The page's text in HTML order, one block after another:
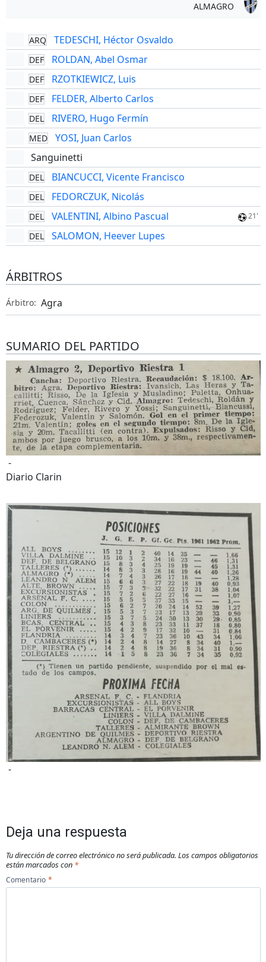
ALMAGRO
ARQ TEDESCHI, Héctor Osvaldo
DEF ROLDAN, Abel Osmar
DEF RZOTKIEWICZ, Luis
DEF FELDER, Alberto Carlos
DEL RIVERO, Hugo Fermín
MED
YOSI, Juan Carlos
Sanguinetti
DEL BIANCUCCI, Vicente Francisco
DEL FEDORCZUK, Nicolás
DEL VALENTINI, Albino Pascual 21'
DEL SALOMON, Heever Lupes
ÁRBITROS
Árbitro: Agra
SUMARIO DEL PARTIDO
-
Diario Clarin
-
Deja una respuesta
Tu dirección de correo electrónico no será publicada. Los campos obligatorios
están marcados con *
Comentario *